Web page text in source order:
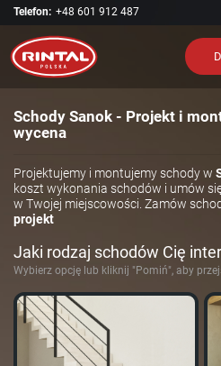
Telefon: +48 601 912 487
Schody Sanok - Projekt i
wycena
Projektujemy i montujemy schody w
koszt wykonania schodów i umów
w Twojej miejscowości. Zamów
projekt
Jaki rodzaj schodów Cię
Wybierz opcję lub kliknij "Pomiń", aby